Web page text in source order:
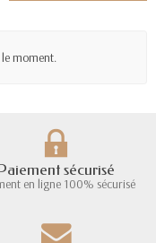
moment.
sécurisé
en ligne 100% sécurisé